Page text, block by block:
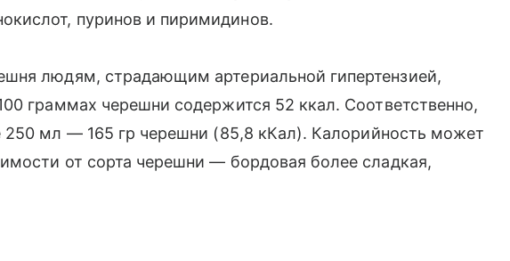
пуринов и пиримидинов.
людям, страдающим артериальной гипертензией,
граммах черешни содержится 52 ккал. Соответственно,
250 мл — 165 гр черешни (85,8 кКал). Калорийность может
от сорта черешни — бордовая более сладкая,